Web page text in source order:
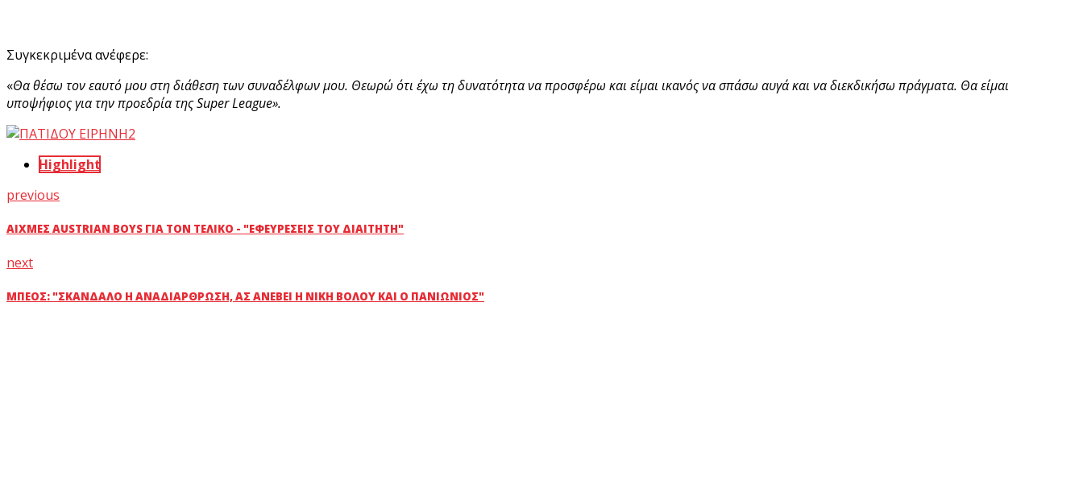
Συγκεκριμένα ανέφερε:
«Θα θέσω τον εαυτό μου στη διάθεση των συναδέλφων μου. Θεωρώ ότι έχω τη δυνατότητα να προσφέρω και είμαι ικανός να σπάσω αυγά και να διεκδικήσω πράγματα. Θα είμαι
υποψήφιος για την προεδρία της Super League».
Highlight
previous
ΑΙΧΜΈΣ AUSTRIAN BOYS ΓΙΑ ΤΟΝ ΤΕΛΙΚΌ - "ΕΦΕΥΡΈΣΕΙΣ ΤΟΥ ΔΙΑΙΤΗΤΉ"
next
ΜΠΈΟΣ: "ΣΚΆΝΔΑΛΟ Η ΑΝΑΔΙΆΡΘΡΩΣΗ, ΑΣ ΑΝΈΒΕΙ Η ΝΊΚΗ ΒΌΛΟΥ ΚΑΙ Ο ΠΑΝΙΏΝΙΟΣ"